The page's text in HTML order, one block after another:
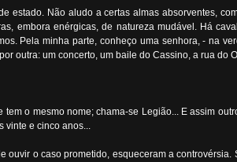
estado. Não aludo a certas almas absorventes,
embora enérgicas, de natureza mudável. Há
Pela minha parte, conheço uma senhora, - na
outra: um concerto, um baile do Cassino, a rua do
o mesmo nome; chama-se Legião... E assim
vinte e cinco anos...
ouvir o caso prometido, esqueceram a